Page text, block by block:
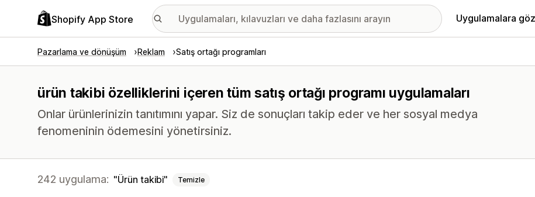
Shopify App Store Uygulamalara göz
Pazarlama ve dönüşüm Reklam Satış ortağı programları
ürün takibi özelliklerini içeren tüm satış ortağı programı uygulamaları
Onlar ürünlerinizin tanıtımını yapar. Siz de sonuçları takip eder ve her sosyal medya
fenomeninin ödemesini yönetirsiniz.
242 uygulama: Ürün takibi Temizle